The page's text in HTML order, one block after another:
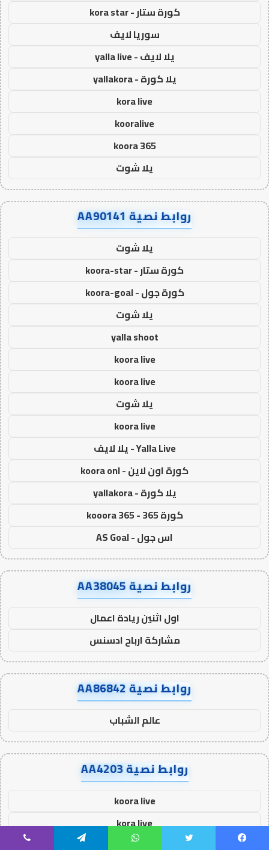
كورة ستار - kora star
سوريا لايف
يلا لايف - yalla live
يلا كورة - yallakora
kora live
kooralive
koora 365
يلا شوت
روابط نصية AA90141
يلا شوت
كورة ستار - koora-star
كورة جول - koora-goal
يلا شوت
yalla shoot
koora live
koora live
يلا شوت
koora live
Yalla Live - يلا لايف
كورة اون لاين - koora onl
يلا كورة - yallakora
كورة 365 - kooora 365
اس جول - AS Goal
روابط نصية AA38045
اول اثنين ريادة اعمال
مشاركة ارباح ادسنس
روابط نصية AA86842
عالم الشباب
روابط نصية AA4203
koora live
kora live
كورة لايف